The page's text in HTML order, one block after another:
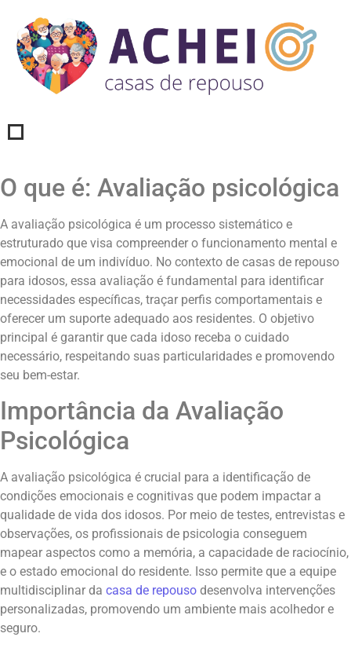
O que é: Avaliação psicológica
A avaliação psicológica é um processo sistemático e
estruturado que visa compreender o funcionamento mental e
emocional de um indivíduo. No contexto de casas de repouso
para idosos, essa avaliação é fundamental para identificar
necessidades específicas, traçar perfis comportamentais e
oferecer um suporte adequado aos residentes. O objetivo
principal é garantir que cada idoso receba o cuidado
necessário, respeitando suas particularidades e promovendo
seu bem-estar.
Importância da Avaliação
Psicológica
A avaliação psicológica é crucial para a identificação de
condições emocionais e cognitivas que podem impactar a
qualidade de vida dos idosos. Por meio de testes, entrevistas e
observações, os profissionais de psicologia conseguem
mapear aspectos como a memória, a capacidade de raciocínio,
e o estado emocional do residente. Isso permite que a equipe
multidisciplinar da casa de repouso desenvolva intervenções
personalizadas, promovendo um ambiente mais acolhedor e
seguro.